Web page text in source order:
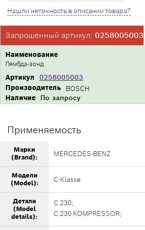
Нашли неточность в описании товара?
Запрошенный артикул: 0258005003
Производитель BOSCH
Артикул 0258005003
Наименование
Лямбда-зонд
Наличие По запросу
Применяемость
Марки
(Brand):
MERCEDES-BENZ
Модели
(Model):
C-Klasse
Детали
(Model
details):
C 230;
C 230 KOMPRESSOR;